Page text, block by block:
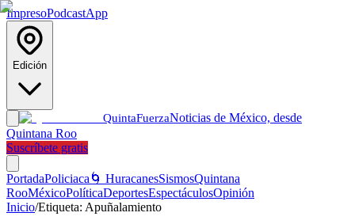
ImpresoPodcastApp
Edición
QuintaFuerzaNoticias de México, desde
Quintana Roo
Suscríbete gratis
PortadaPoliciaca 🌀 HuracanesSismosQuintana
RooMéxicoPolíticaDeportesEspectáculosOpinión
Inicio/Etiqueta: Apuñalamiento